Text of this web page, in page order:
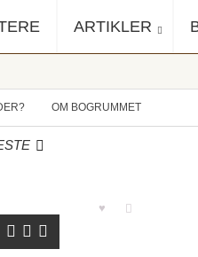
ARTIKLER
OM BOGRUMMET